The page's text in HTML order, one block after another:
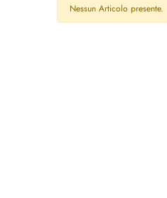
Nessun Articolo presente.